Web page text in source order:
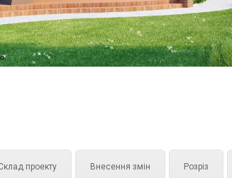
проекту Внесення змін Розріз